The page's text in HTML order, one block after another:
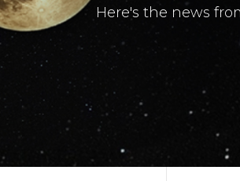
Here's the news